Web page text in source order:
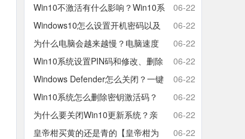
别？Win10家庭版和专业版区别对
比
Win10不激活有什么影响？Win10系
统不激活可以使用吗？会卡吗？
06-22
Windows10怎么设置开机密码以及
取消开机密码的方法
06-22
为什么电脑会越来越慢？电脑速度
慢的原因分析及终极解决方法
06-22
Win10系统设置PIN码和修改、删除
取消PIN码的方法
06-22
Windows Defender怎么关闭？一键
彻底关闭Windows Defender方法
06-22
Win10系统怎么删除密钥激活码？
Win10卸载激活密钥的操作方法
06-22
为什么要关闭Win10更新系统？亲
测有效的Win10关闭自动更新方法
06-22
皇帝柑买黄的还是青的【皇帝柑为
06-22